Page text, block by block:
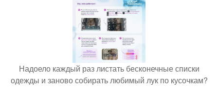
Надоело каждый раз листать бесконечные списки
одежды и заново собирать любимый лук по кусочкам?